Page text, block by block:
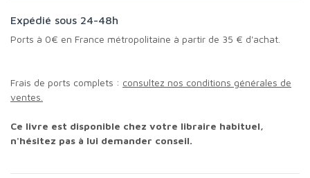
Expédié sous 24-48h
Ports à 0€ en France métropolitaine à partir de 35 € d'achat.
Frais de ports complets : consultez nos conditions générales de
ventes.
Ce livre est disponible chez votre libraire habituel,
n'hésitez pas à lui demander conseil.